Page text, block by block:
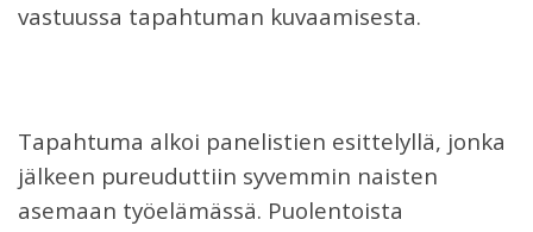
vastuussa tapahtuman kuvaamisesta.
Tapahtuma alkoi panelistien esittelyllä, jonka
jälkeen pureuduttiin syvemmin naisten
asemaan työelämässä. Puolentoista